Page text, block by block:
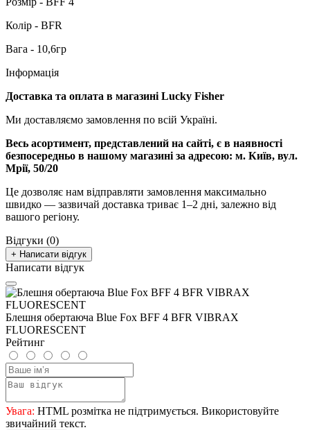
Колір - BFR
Вага - 10,6гр
Інформація
Доставка та оплата в магазині Lucky Fisher
Ми доставляємо замовлення по всій Україні.
Весь асортимент, представлений на сайті, є в наявності
безпосередньо в нашому магазині за адресою: м. Київ, вул.
Мрії, 50/20
Це дозволяє нам відправляти замовлення максимально
швидко — зазвичай доставка триває 1–2 дні, залежно від
вашого регіону.
Відгуки (0)
+ Написати відгук
Написати відгук
Блешня обертаюча Blue Fox BFF 4 BFR VIBRAX
FLUORESCENT
Рейтинг
Увага: HTML розмітка не підтримується. Використовуйте
звичайний текст.